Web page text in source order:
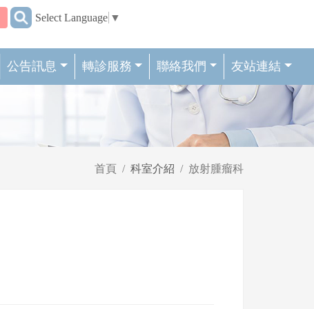
::: Select Language ▼
公告訊息 轉診服務 聯絡我們 友站連結
首頁 科室介紹 放射腫瘤科